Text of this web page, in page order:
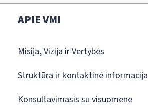
APIE VMI
Misija, Vizija ir Vertybės
Struktūra ir kontaktinė informacija
Konsultavimasis su visuomene